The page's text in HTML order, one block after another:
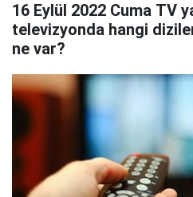
16 Eylül 2022 Cuma TV
televizyonda hangi
ne var?